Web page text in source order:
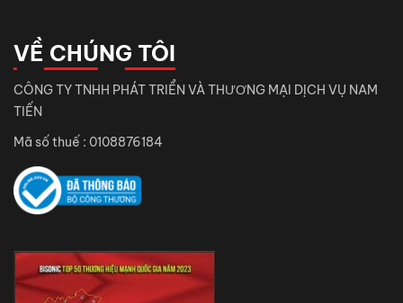
VỀ CHÚNG TÔI
CÔNG TY TNHH PHÁT TRIỂN VÀ THƯƠNG MẠI DỊCH VỤ NAM
TIẾN
Mã số thuế : 0108876184